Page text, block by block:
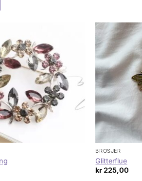
BROSJER
Glitterflue
kr225,00